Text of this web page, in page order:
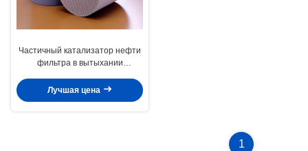
Частичный катализатор нефти
фильтра в вытыхании
Лучшая цена
1